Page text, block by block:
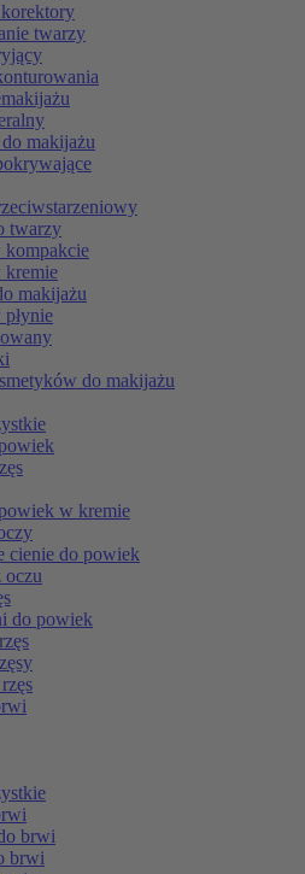
twarzy
makijażu
twarzy
kompakcie
kremie
makijażu
płynie
do makijażu
w kremie
cienie do powiek
oczu
do powiek
brwi
brwi